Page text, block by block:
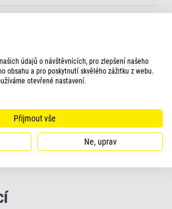
živin, které podporují odolnost
zbarvení ryb díky vysoce
kvalita díky krmivu ve formě
přijímají a jsou lehce stravitelné
údajů o návštěvnících, pro zlepšení našeho
obsahu a pro poskytnutí skvělého zážitku z webu.
otevřené nastavení.
Přijmout vše
Ne, uprav